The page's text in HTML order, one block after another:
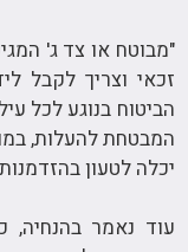
"מבוטח או צד ג'
זכאי וצריך לקבל
הביטוח בנוגע לכל
המבטחת להעלות,
יכלה לטעון
עוד נאמר בהנחיה,